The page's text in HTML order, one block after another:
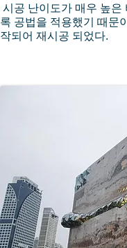
시공 난이도가 매우 높은
록 공법을 적용했기 때문
작되어 재시공 되었다.